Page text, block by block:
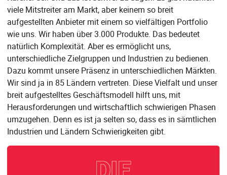
viele Mitstreiter am Markt, aber keinem so breit
aufgestellten Anbieter mit einem so vielfältigen Portfolio
wie uns. Wir haben über 3.000 Produkte. Das bedeutet
natürlich Komplexität. Aber es ermöglicht uns,
unterschiedliche Zielgruppen und Industrien zu bedienen.
Dazu kommt unsere Präsenz in unterschiedlichen Märkten.
Wir sind ja in 85 Ländern vertreten. Diese Vielfalt und unser
breit aufgestelltes Geschäftsmodell hilft uns, mit
Herausforderungen und wirtschaftlich schwierigen Phasen
umzugehen. Denn es ist ja selten so, dass es in sämtlichen
Industrien und Ländern Schwierigkeiten gibt.